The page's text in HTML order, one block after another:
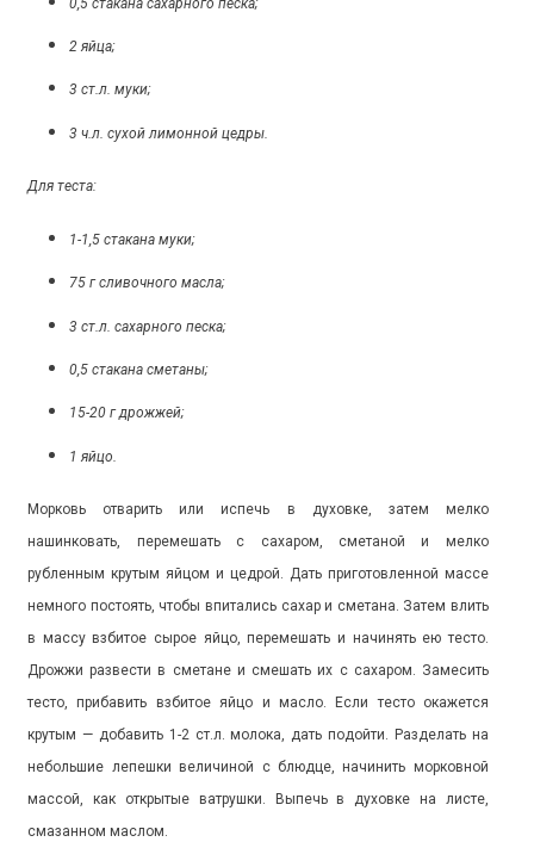
2 яйца;
3 ст.л. муки;
3 ч.л. сухой лимонной цедры.
Для теста:
1-1,5 стакана муки;
75 г сливочного масла;
3 ст.л. сахарного песка;
0,5 стакана сметаны;
15-20 г дрожжей;
1 яйцо.
Морковь отварить или испечь в духовке, затем мелко
нашинковать, перемешать с сахаром, сметаной и мелко
рубленным крутым яйцом и цедрой. Дать приготовленной массе
немного постоять, чтобы впитались сахар и сметана. Затем влить
в массу взбитое сырое яйцо, перемешать и начинять ею тесто.
Дрожжи развести в сметане и смешать их с сахаром. Замесить
тесто, прибавить взбитое яйцо и масло. Если тесто окажется
крутым — добавить 1-2 ст.л. молока, дать подойти. Разделать на
небольшие лепешки величиной с блюдце, начинить морковной
массой, как открытые ватрушки. Выпечь в духовке на листе,
смазанном маслом.